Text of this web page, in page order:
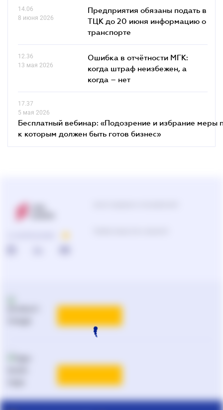
14.06
8 июня 2026
Предприятия обязаны подать в
ТЦК до 20 июня информацию о
транспорте
12.36
13 мая 2026
Ошибка в отчётности МГК:
когда штраф неизбежен, а
когда – нет
17.37
5 мая 2026
Бесплатный вебинар: «Подозрение и избрание меры
к которым должен быть готов бизнес»